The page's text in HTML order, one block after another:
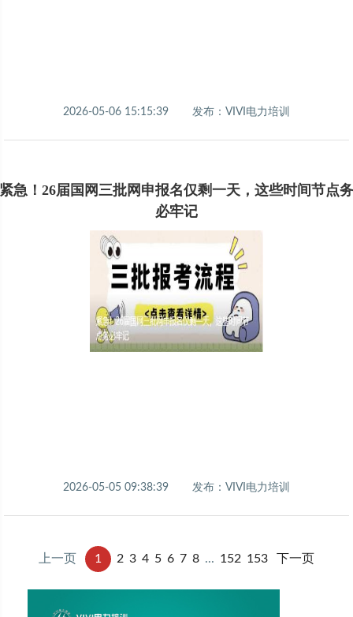
2026-05-06 15:15:39 发布：VIVI电力培训
紧急！26届国网三批网申报名仅剩一天，这些时间节点务
必牢记
2026-05-05 09:38:39 发布：VIVI电力培训
上一页 1 2 3 4 5 6 7 8 ... 152 153 下一页